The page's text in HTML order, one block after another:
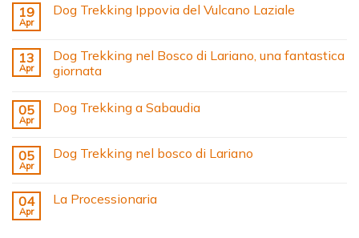
19
Apr
Dog Trekking Ippovia del Vulcano Laziale
13
Apr
Dog Trekking nel Bosco di Lariano, una fantastica
giornata
05
Apr
Dog Trekking a Sabaudia
05
Apr
Dog Trekking nel bosco di Lariano
04
Apr
La Processionaria